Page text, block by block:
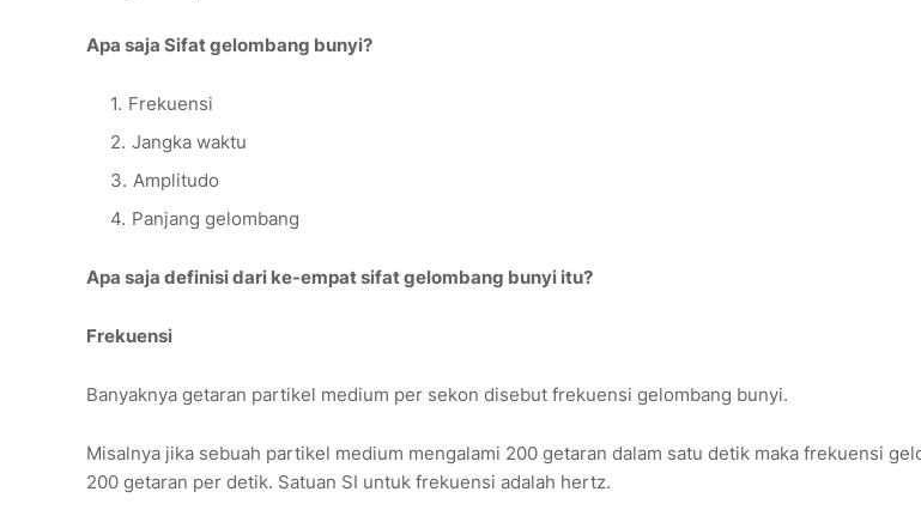
Apa saja Sifat gelombang bunyi?
Frekuensi
Jangka waktu
Amplitudo
Panjang gelombang
Apa saja definisi dari ke-empat sifat gelombang bunyi itu?
Frekuensi
Banyaknya getaran partikel medium per sekon disebut frekuensi gelombang bunyi.
Misalnya jika sebuah partikel medium mengalami 200 getaran dalam satu detik maka frekuensi
200 getaran per detik. Satuan SI untuk frekuensi adalah hertz.